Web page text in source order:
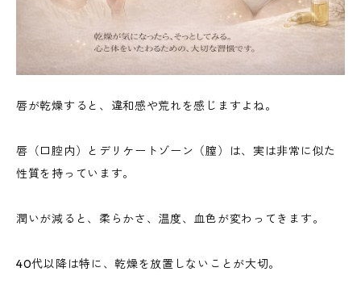
唇が乾燥すると、違和感や荒れを感じますよね。
唇（口腔内）とデリケートゾーン（膣）は、実は非常に似た
性質を持っています。
潤いが減ると、柔らかさ、温度、血色が変わってきます。
40代以降は特に、乾燥を放置しないことが大切。